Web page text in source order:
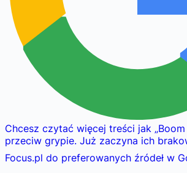
Chcesz czytać więcej treści jak „
przeciw grypie. Już zaczyna ich
Focus.pl do preferowanych źródeł w